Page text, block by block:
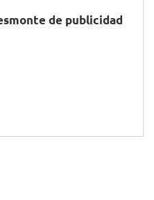
de publicidad